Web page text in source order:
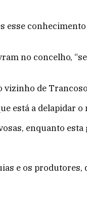
no concelho,
de
está a delapidar
enquanto esta
e os produtores,